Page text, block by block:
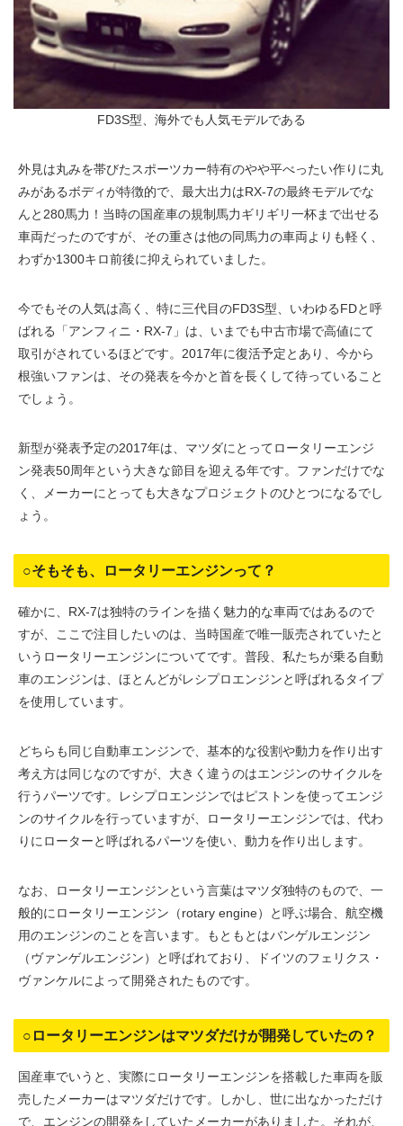
FD3S型、海外でも人気モデルである
外見は丸みを帯びたスポーツカー特有のやや平べったい作りに丸
みがあるボディが特徴的で、最大出力はRX-7の最終モデルでな
んと280馬力！当時の国産車の規制馬力ギリギリ一杯まで出せる
車両だったのですが、その重さは他の同馬力の車両よりも軽く、
わずか1300キロ前後に抑えられていました。
今でもその人気は高く、特に三代目のFD3S型、いわゆるFDと呼
ばれる「アンフィニ・RX-7」は、いまでも中古市場で高値にて
取引がされているほどです。2017年に復活予定とあり、今から
根強いファンは、その発表を今かと首を長くして待っていること
でしょう。
新型が発表予定の2017年は、マツダにとってロータリーエンジ
ン発表50周年という大きな節目を迎える年です。ファンだけでな
く、メーカーにとっても大きなプロジェクトのひとつになるでし
ょう。
○そもそも、ロータリーエンジンって？
確かに、RX-7は独特のラインを描く魅力的な車両ではあるので
すが、ここで注目したいのは、当時国産で唯一販売されていたと
いうロータリーエンジンについてです。普段、私たちが乗る自動
車のエンジンは、ほとんどがレシプロエンジンと呼ばれるタイプ
を使用しています。
どちらも同じ自動車エンジンで、基本的な役割や動力を作り出す
考え方は同じなのですが、大きく違うのはエンジンのサイクルを
行うパーツです。レシプロエンジンではピストンを使ってエンジ
ンのサイクルを行っていますが、ロータリーエンジンでは、代わ
りにローターと呼ばれるパーツを使い、動力を作り出します。
なお、ロータリーエンジンという言葉はマツダ独特のもので、一
般的にロータリーエンジン（rotary engine）と呼ぶ場合、航空機
用のエンジンのことを言います。もともとはバンゲルエンジン
（ヴァンゲルエンジン）と呼ばれており、ドイツのフェリクス・
ヴァンケルによって開発されたものです。
○ロータリーエンジンはマツダだけが開発していたの？
国産車でいうと、実際にロータリーエンジンを搭載した車両を販
売したメーカーはマツダだけです。しかし、世に出なかっただけ
で、エンジンの開発をしていたメーカーがありました。それが、